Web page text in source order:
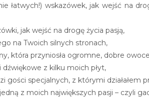
łatwych!) wskazówek, jak wejść na
jak wejść na drogę życia pasją,
na Twoich silnych stronach,
która przyniosła ogromne, dobre
z kilku moich płyt,
gości specjalnych, z którymi działałem
z moich największych pasji – czyli